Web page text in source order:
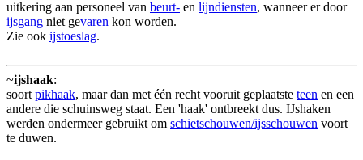
uitkering aan personeel van beurt- en lijndiensten, wanneer er door
ijsgang niet gevaren kon worden.
Zie ook ijstoeslag.
~ijshaak:
soort pikhaak, maar dan met één recht vooruit geplaatste teen en een
andere die schuinsweg staat. Een 'haak' ontbreekt dus. IJshaken
werden ondermeer gebruikt om schietschouwen/ijsschouwen voort
te duwen.